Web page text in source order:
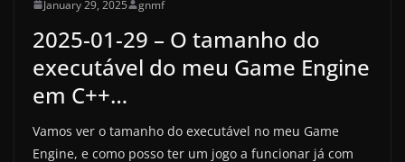
January 29, 2025 gnmf
2025-01-29 – O tamanho do
executável do meu Game Engine
em C++…
Vamos ver o tamanho do executável no meu Game
Engine, e como posso ter um jogo a funcionar já com